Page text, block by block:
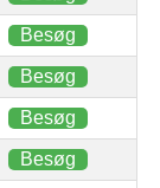
Besøg
Besøg
Besøg
Besøg